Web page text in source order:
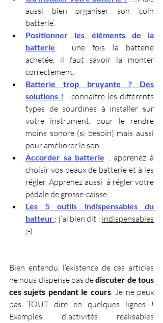
aussi bien organiser son ‘coin
batterie’.
Positionner les éléments de la
batterie : une fois la batterie
achetée, il faut savoir la monter
correctement.
Batterie trop bruyante ? Des
solutions ! : connaître les différents
types de sourdines à installer sur
votre instrument, pour le rendre
moins sonore (si besoin) mais aussi
pour améliorer le son.
Accorder sa batterie : apprenez à
choisir vos peaux de batterie et à les
régler. Apprenez aussi  à régler votre
pédale de grosse-caisse.
Les 5 outils indispensables du
batteur : j’ai bien dit : indispensables
;-)
Bien entendu, l’existence de ces articles
ne nous dispense pas de discuter de tous
ces sujets pendant le cours. Je ne peux
pas TOUT dire en quelques lignes !
Exemples d'activités réalisables